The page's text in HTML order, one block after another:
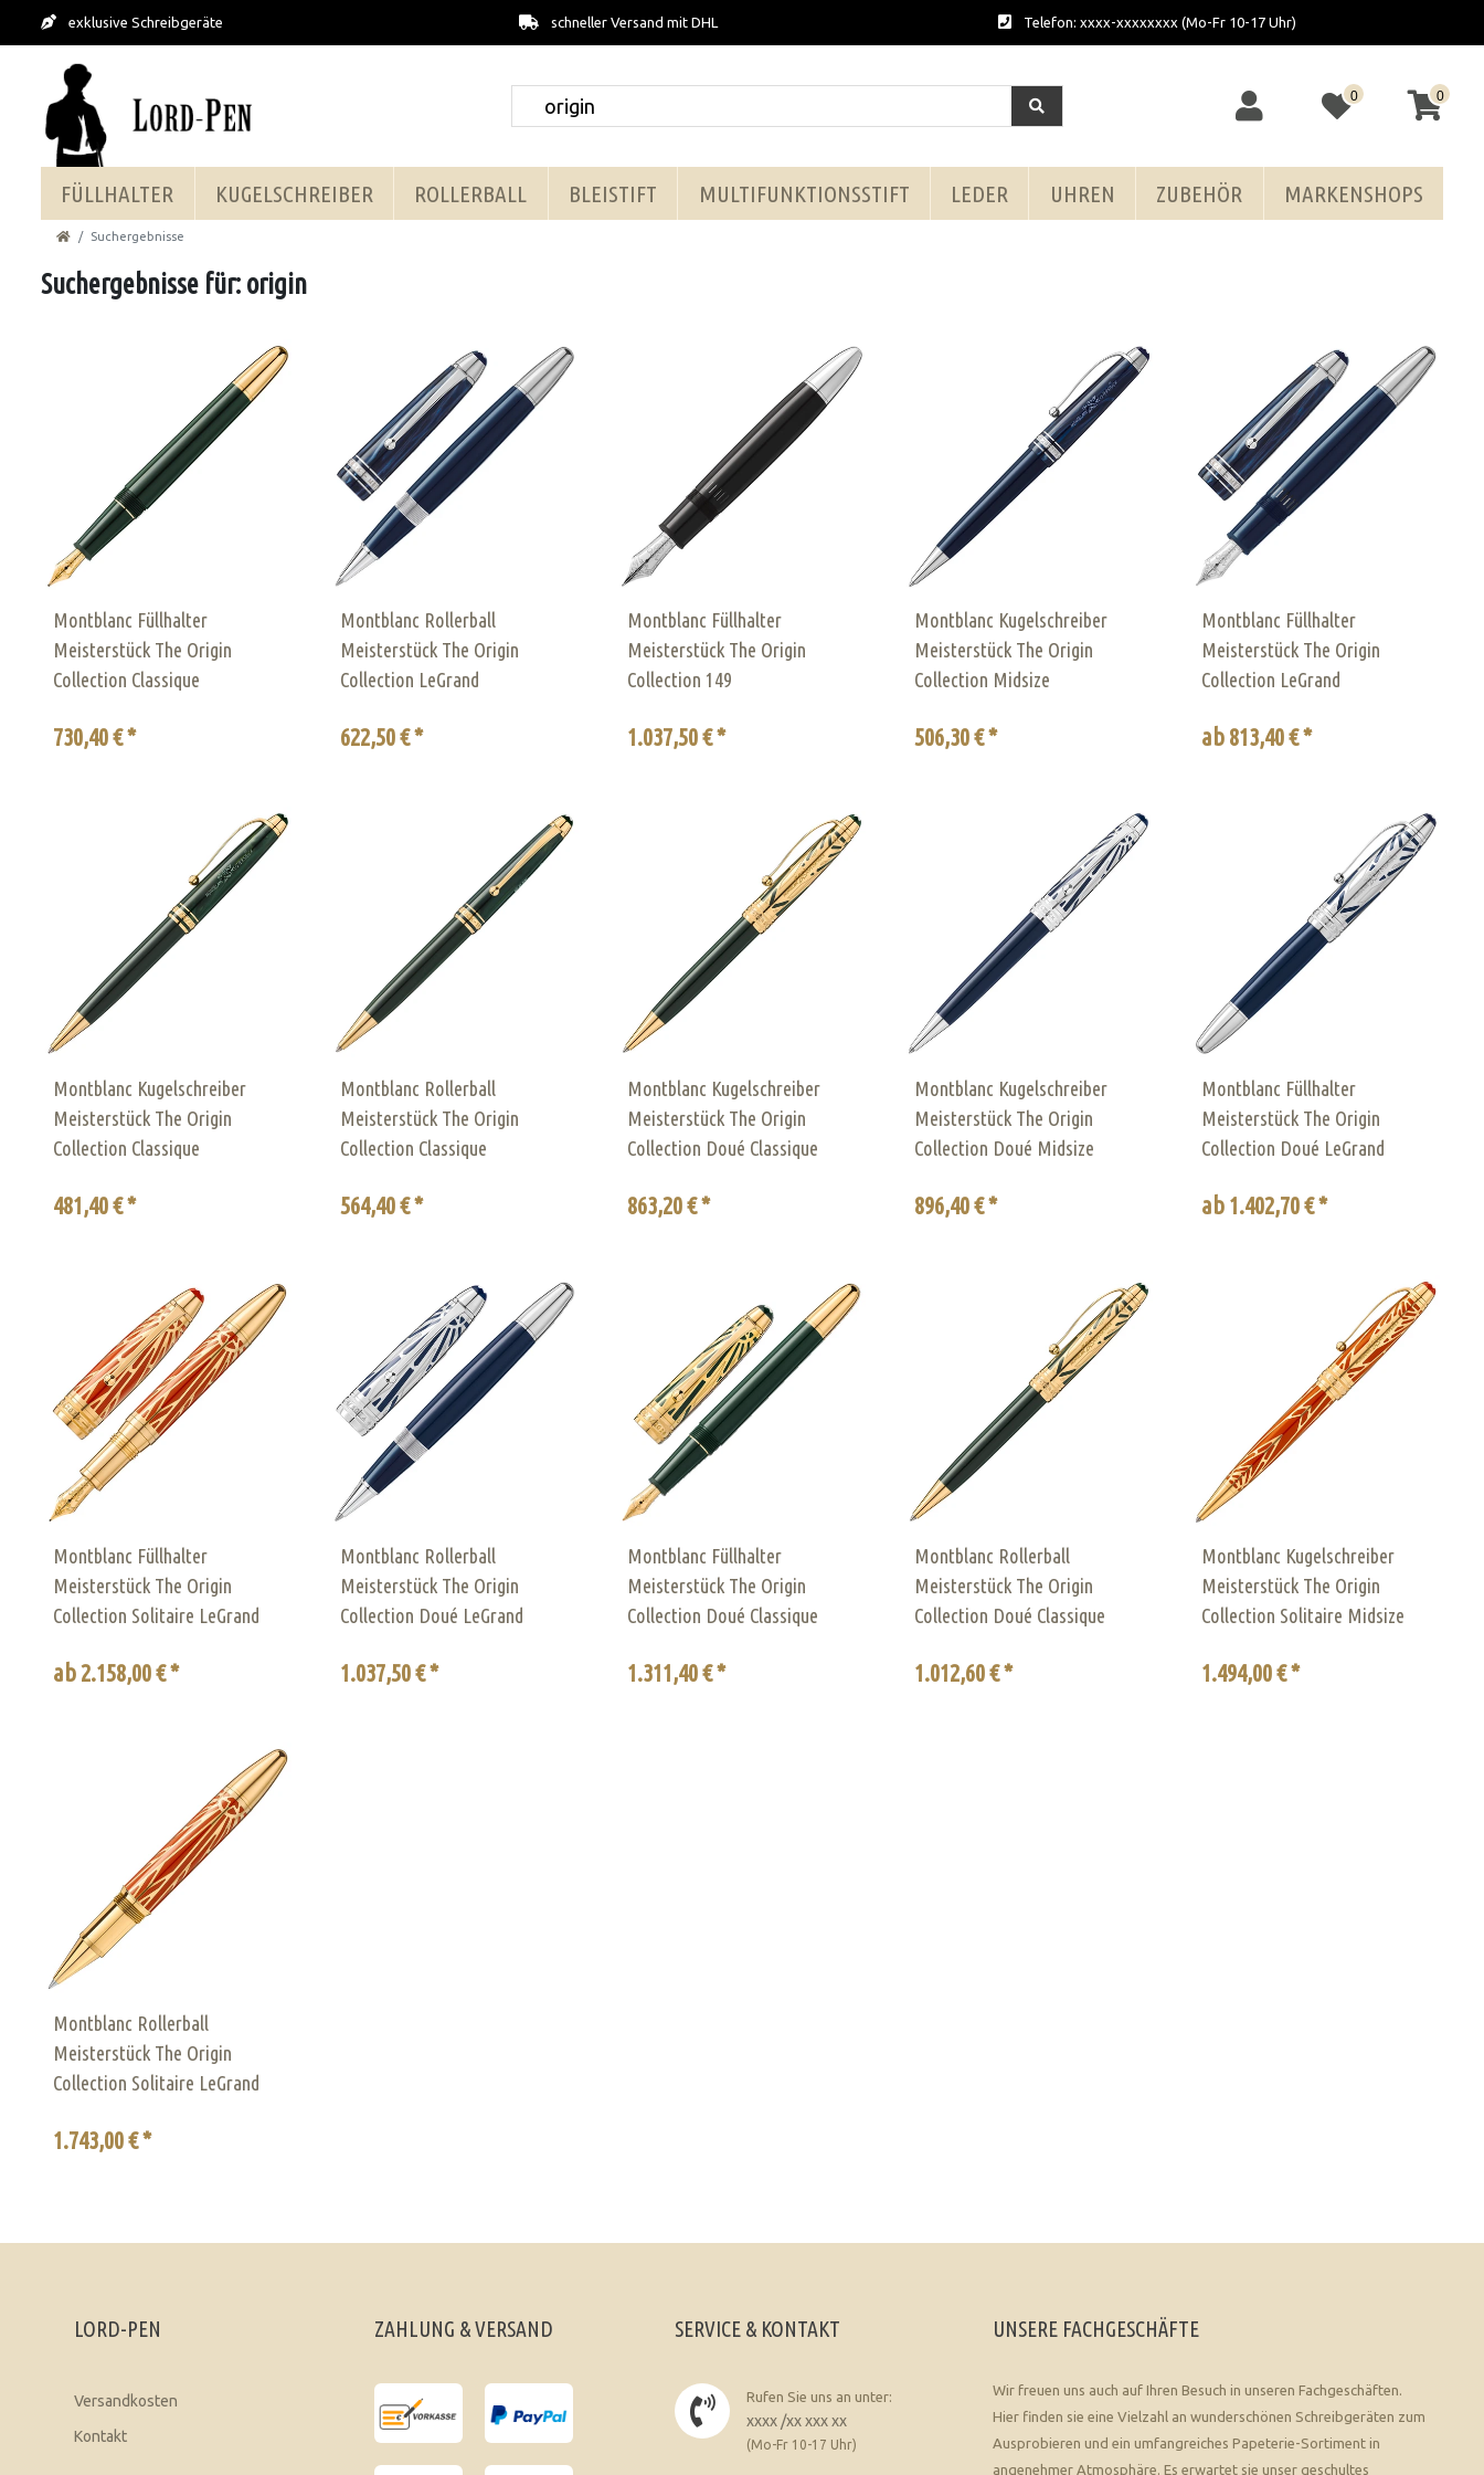
exklusive Schreibgeräte schneller Versand mit DHL Telefon: xxxx-xxxxxxxx (Mo-Fr 10-17 Uhr)
0 0
FÜLLHALTER KUGELSCHREIBER ROLLERBALL BLEISTIFT MULTIFUNKTIONSSTIFT LEDER UHREN ZUBEHÖR MARKENSHOPS
Suchergebnisse
Suchergebnisse für: origin
Montblanc Füllhalter
Meisterstück The Origin
Collection Classique
730,40 € *
Montblanc Rollerball
Meisterstück The Origin
Collection LeGrand
622,50 € *
Montblanc Füllhalter
Meisterstück The Origin
Collection 149
1.037,50 € *
Montblanc Kugelschreiber
Meisterstück The Origin
Collection Midsize
506,30 € *
Montblanc Füllhalter
Meisterstück The Origin
Collection LeGrand
ab 813,40 € *
Montblanc Kugelschreiber
Meisterstück The Origin
Collection Classique
481,40 € *
Montblanc Rollerball
Meisterstück The Origin
Collection Classique
564,40 € *
Montblanc Kugelschreiber
Meisterstück The Origin
Collection Doué Classique
863,20 € *
Montblanc Kugelschreiber
Meisterstück The Origin
Collection Doué Midsize
896,40 € *
Montblanc Füllhalter
Meisterstück The Origin
Collection Doué LeGrand
ab 1.402,70 € *
Montblanc Füllhalter
Meisterstück The Origin
Collection Solitaire LeGrand
ab 2.158,00 € *
Montblanc Rollerball
Meisterstück The Origin
Collection Doué LeGrand
1.037,50 € *
Montblanc Füllhalter
Meisterstück The Origin
Collection Doué Classique
1.311,40 € *
Montblanc Rollerball
Meisterstück The Origin
Collection Doué Classique
1.012,60 € *
Montblanc Kugelschreiber
Meisterstück The Origin
Collection Solitaire Midsize
1.494,00 € *
Montblanc Rollerball
Meisterstück The Origin
Collection Solitaire LeGrand
1.743,00 € *
LORD-PEN
Versandkosten
Kontakt
ZAHLUNG & VERSAND SERVICE & KONTAKT
Rufen Sie uns an unter:
xxxx /xx xxx xx
(Mo-Fr 10-17 Uhr)
UNSERE FACHGESCHÄFTE
Wir freuen uns auch auf Ihren Besuch in unseren Fachgeschäften.
Hier finden sie eine Vielzahl an wunderschönen Schreibgeräten zum
Ausprobieren und ein umfangreiches Papeterie-Sortiment in
angenehmer Atmosphäre. Es erwartet sie unser geschultes